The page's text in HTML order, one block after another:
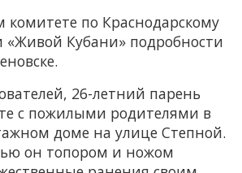
комитете по Краснодарскому
Кубани» подробности
26-летний парень
с пожилыми родителями в
доме на улице Степной.
он топором и ножом